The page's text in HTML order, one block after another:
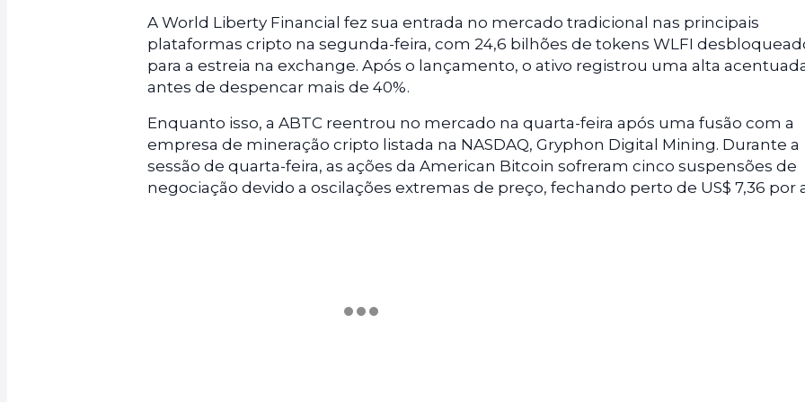
A World Liberty Financial fez sua entrada no mercado tradicional nas principais
plataformas cripto na segunda-feira, com 24,6 bilhões de tokens WLFI
para a estreia na exchange. Após o lançamento, o ativo registrou uma alta
antes de despencar mais de 40%.
Enquanto isso, a ABTC reentrou no mercado na quarta-feira após uma fusão com a
empresa de mineração cripto listada na NASDAQ, Gryphon Digital Mining. Durante a
sessão de quarta-feira, as ações da American Bitcoin sofreram cinco suspensões de
negociação devido a oscilações extremas de preço, fechando perto de US$ 7,36 por